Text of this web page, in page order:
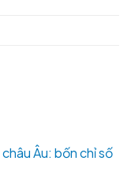
Âu: bốn chỉ số